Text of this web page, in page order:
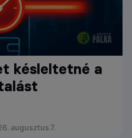
késleltetné a
augusztus 7.